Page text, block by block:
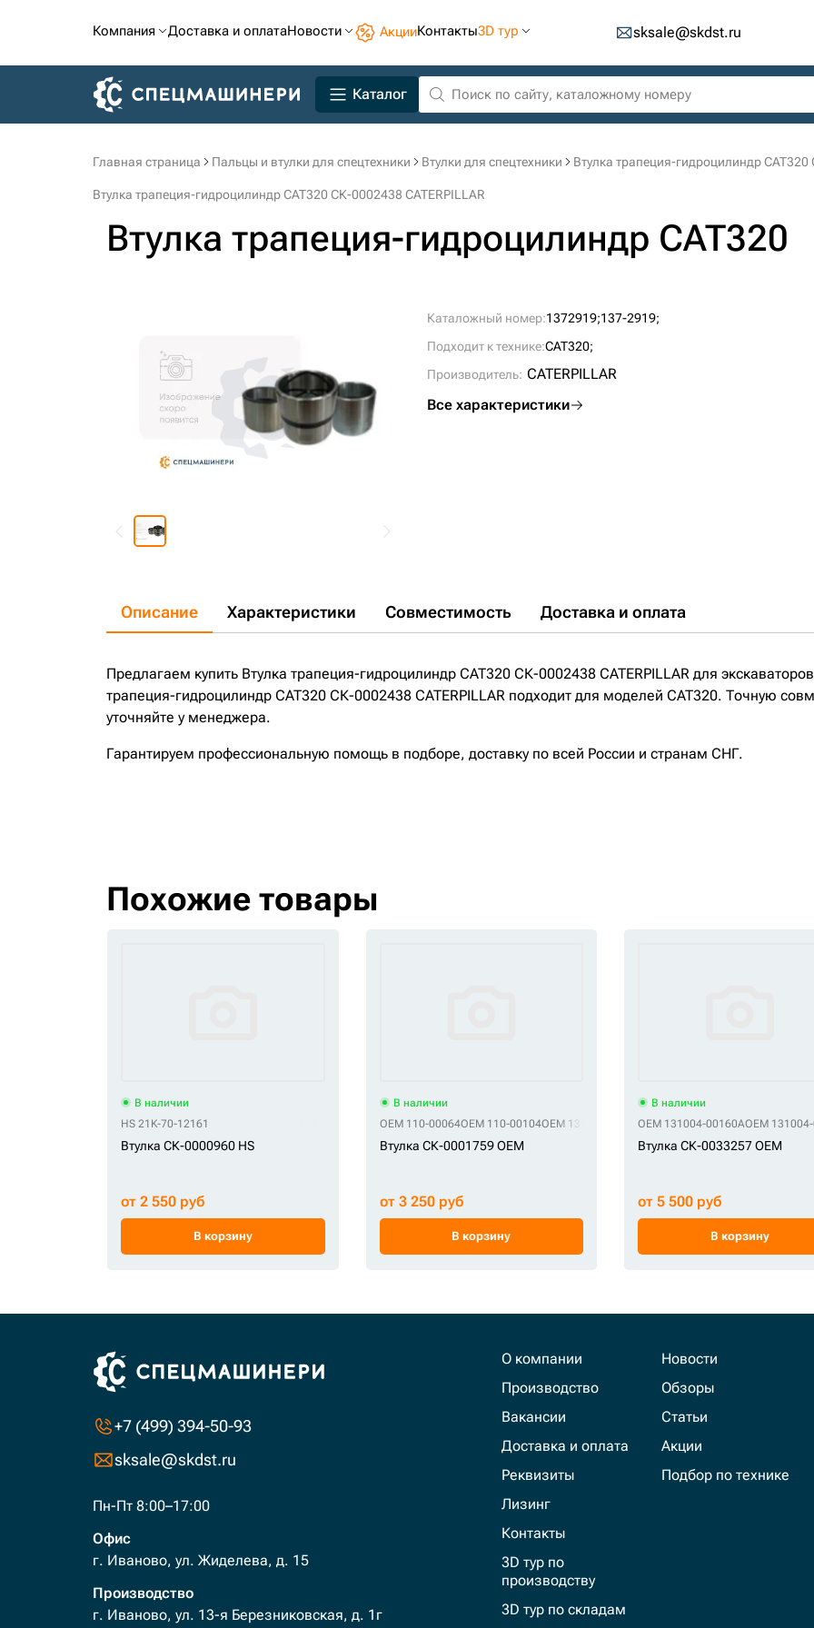
Компания Доставка и оплатаНовости АкцииКонтакты3D тур sksale@skdst.ru
Каталог
Главная страница Пальцы и втулки для спецтехники Втулки для спецтехники Втулка трапеция-гидроцилиндр
Втулка трапеция-гидроцилиндр CAT320 СК-0002438 CATERPILLAR
Втулка трапеция-гидроцилиндр CAT320
Каталожный номер:1372919;137-2919;
Подходит к технике:CAT320;
Производитель: CATERPILLAR
Все характеристики
Описание Характеристики Совместимость Доставка и оплата
Предлагаем купить Втулка трапеция-гидроцилиндр CAT320 СК-0002438 CATERPILLAR для
трапеция-гидроцилиндр CAT320 СК-0002438 CATERPILLAR подходит для моделей CAT320. Точную
уточняйте у менеджера.
Гарантируем профессиональную помощь в подборе, доставку по всей России и странам СНГ.
Похожие товары
В наличии
HS 21K-70-12161
Втулка СК-0000960 HS
от 2 550 руб
В корзину
В наличии
OEM 110-00064OEM 110-00104OEM 131004-00023АOEM 31YC-11115OEM 61Q6-
Втулка СК-0001759 OEM
от 3 250 руб
В корзину
В наличии
OEM 131004-00160AOEM 131004-
Втулка СК-0033257 OEM
от 5 500 руб
В корзину
+7 (499) 394-50-93
sksale@skdst.ru
Пн-Пт 8:00–17:00
Офис
г. Иваново, ул. Жиделева, д. 15
Производство
г. Иваново, ул. 13-я Березниковская, д. 1г
О компании
Производство
Вакансии
Доставка и оплата
Реквизиты
Лизинг
Контакты
3D тур по
производству
3D тур по складам
Новости
Обзоры
Статьи
Акции
Подбор по технике